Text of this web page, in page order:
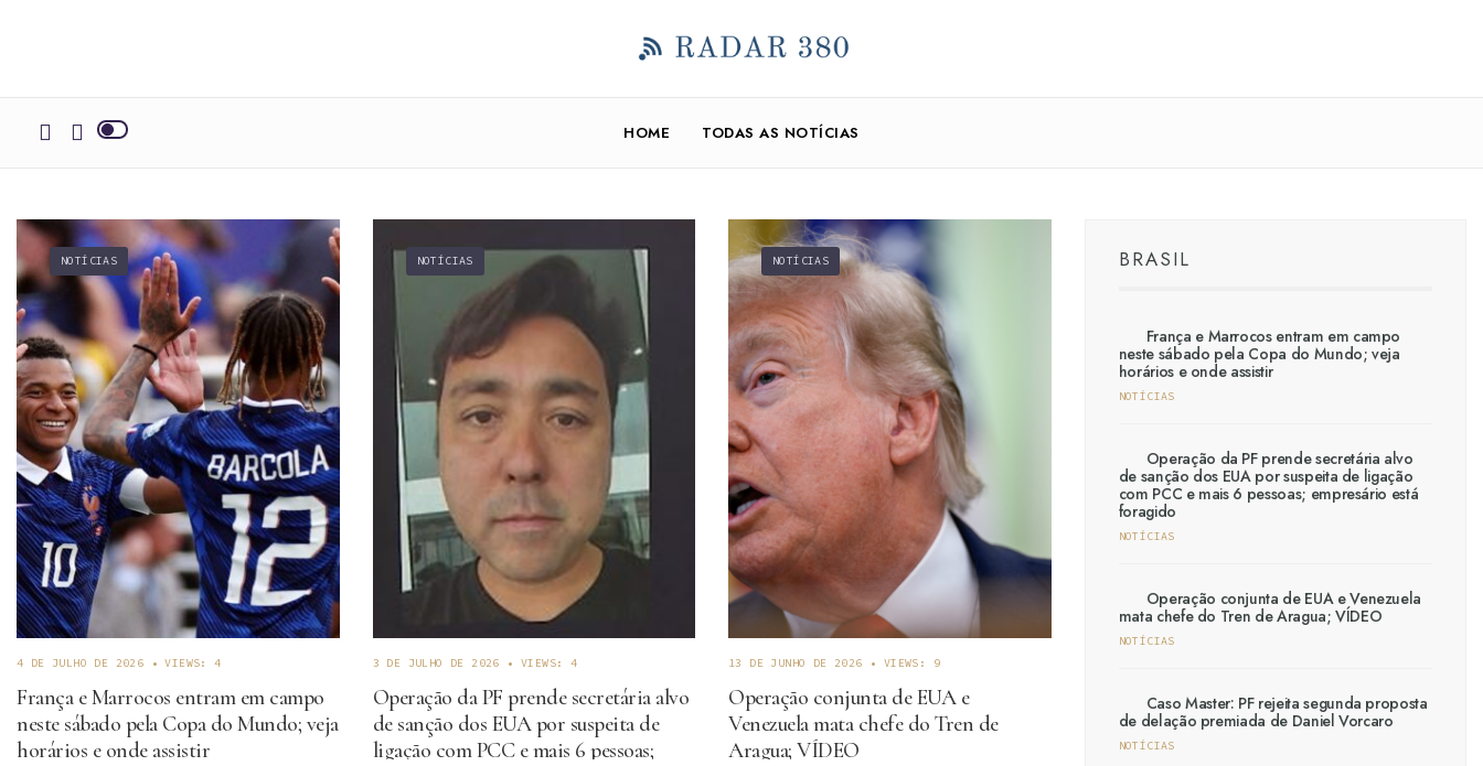
HOME TODAS AS NOTÍCIAS
NOTÍCIAS
4 DE JULHO DE 2026 •VIEWS: 4
França e Marrocos entram em campo
neste sábado pela Copa do Mundo; veja
horários e onde assistir
NOTÍCIAS
3 DE JULHO DE 2026 • VIEWS: 4
Operação da PF prende secretária alvo
de sanção dos EUA por suspeita de
ligação com PCC e mais 6 pessoas;
NOTÍCIAS
13 DE JUNHO DE 2026 • VIEWS: 9
Operação conjunta de EUA e
Venezuela mata chefe do Tren de
Aragua; VÍDEO
BRASIL
França e Marrocos entram em campo
neste sábado pela Copa do Mundo; veja
horários e onde assistir
NOTÍCIAS
Operação da PF prende secretária alvo
de sanção dos EUA por suspeita de ligação
com PCC e mais 6 pessoas; empresário está
foragido
NOTÍCIAS
Operação conjunta de EUA e Venezuela
mata chefe do Tren de Aragua; VÍDEO
NOTÍCIAS
Caso Master: PF rejeita segunda proposta
de delação premiada de Daniel Vorcaro
NOTÍCIAS